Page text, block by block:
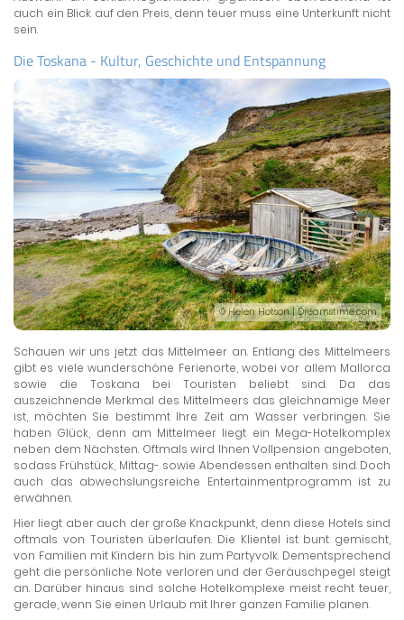
auch ein Blick auf den Preis, denn teuer muss eine Unterkunft nicht
sein.
Die Toskana - Kultur, Geschichte und Entspannung
© Helen Hotson | Dreamstime.com
Schauen wir uns jetzt das Mittelmeer an. Entlang des Mittelmeers
gibt es viele wunderschöne Ferienorte, wobei vor allem Mallorca
sowie die Toskana bei Touristen beliebt sind. Da das
auszeichnende Merkmal des Mittelmeers das gleichnamige Meer
ist, möchten Sie bestimmt Ihre Zeit am Wasser verbringen. Sie
haben Glück, denn am Mittelmeer liegt ein Mega-Hotelkomplex
neben dem Nächsten. Oftmals wird Ihnen Vollpension angeboten,
sodass Frühstück, Mittag- sowie Abendessen enthalten sind. Doch
auch das abwechslungsreiche Entertainmentprogramm ist zu
erwähnen.
Hier liegt aber auch der große Knackpunkt, denn diese Hotels sind
oftmals von Touristen überlaufen. Die Klientel ist bunt gemischt,
von Familien mit Kindern bis hin zum Partyvolk. Dementsprechend
geht die persönliche Note verloren und der Geräuschpegel steigt
an. Darüber hinaus sind solche Hotelkomplexe meist recht teuer,
gerade, wenn Sie einen Urlaub mit Ihrer ganzen Familie planen.